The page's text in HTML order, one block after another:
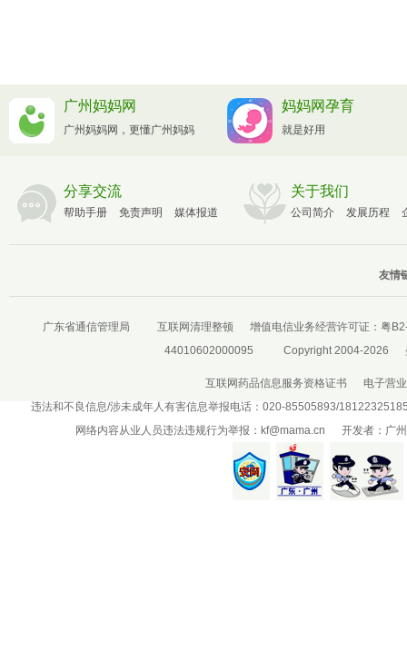
广州妈妈网
广州妈妈网，更懂广州妈妈
妈妈网孕育
就是好用
分享交流
帮助手册 免责声明 媒体报道
关于我们
公司简介 发展历程
友情
广东省通信管理局 互联网清理整顿 增值电信业务经营许可证： 粤
44010602000095
Copyright 2004-2026
互联网药品信息服务资格证书
电子营
违法和不良信息/涉未成年人有害信息举报电话：020-85505893/
网络内容从业人员违法违规行为举报： kf@mama.cn 开发者：广